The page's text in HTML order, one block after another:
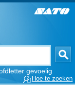
gevoelig
Hoe te zoeken